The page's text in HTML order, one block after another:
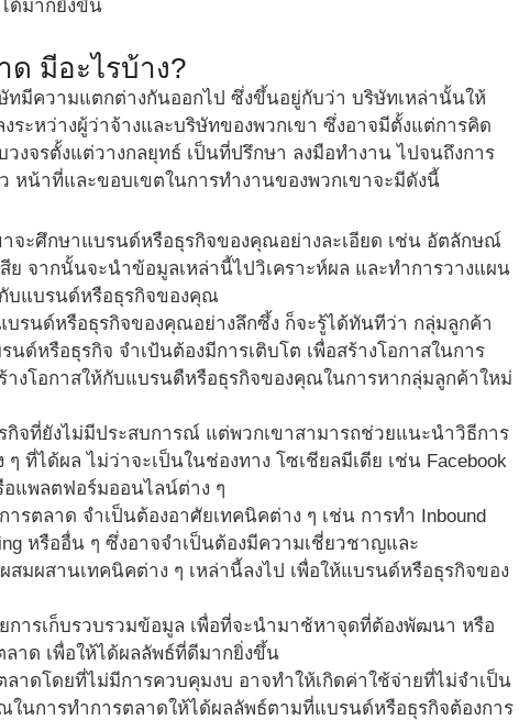
ด้มากยิ่งขึ้น
มีอะไรบ้าง?
มีความแตกต่างกันออกไป ซึ่งขึ้นอยู่กับว่า บริษัทเหล่านั้นให้
ะหว่างผู้ว่าจ้างและบริษัทของพวกเขา ซึ่งอาจมีตั้งแต่การคิด
งจรตั้งแต่วางกลยุทธ์ เป็นที่ปรึกษา ลงมือทำงาน ไปจนถึงการ
หน้าที่และขอบเขตในการทำงานของพวกเขาจะมีดังนี้
าจะศึกษาแบรนด์หรือธุรกิจของคุณอย่างละเอียด เช่น อัตลักษณ์
จากนั้นจะนำข้อมูลเหล่านี้ไปวิเคราะห์ผล และทำการวางแผน
บแบรนด์หรือธุรกิจของคุณ
บรนด์หรือธุรกิจของคุณอย่างลึกซึ้ง ก็จะรู้ได้ทันทีว่า กลุ่มลูกค้า
หรือธุรกิจ จำเป้นต้องมีการเติบโต เพื่อสร้างโอกาสในการ
างโอกาสให้กับแบรนดืหรือธุรกิจของคุณในการหากลุ่มลูกค้าใหม่
กิจที่ยังไม่มีประสบการณ์ แต่พวกเขาสามารถช่วยแนะนำวิธีการ
ที่ได้ผล ไม่ว่าจะเป็นในช่องทาง โซเชียลมีเดีย เช่น Facebook
อแพลตฟอร์มออนไลน์ต่าง ๆ
ารตลาด จำเป็นต้องอาศัยเทคนิคต่าง ๆ เช่น การทำ Inbound
หรืออื่น ๆ ซึ่งอาจจำเป็นต้องมีความเชี่ยวชาญและ
มผสานเทคนิคต่าง ๆ เหล่านี้ลงไป เพื่อให้แบรนด์หรือธุรกิจของ
การเก็บรวบรวมข้อมูล เพื่อที่จะนำมาช้หาจุดที่ต้องพัฒนา หรือ
าด เพื่อให้ได้ผลลัพธ์ที่ดีมากยิ่งขึ้น
ลาดโดยที่ไม่มีการควบคุมงบ อาจทำให้เกิดค่าใช้จ่ายที่ไม่จำเป็น
ในการทำการตลาดให้ได้ผลลัพธ์ตามที่แบรนด์หรือธุรกิจต้องการ